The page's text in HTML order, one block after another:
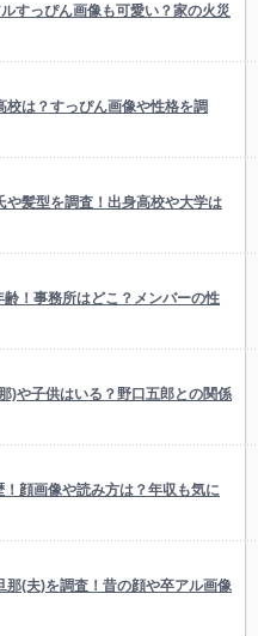
すっぴん画像も可愛い？家の火災
校は？すっぴん画像や性格を調
や髪型を調査！出身高校や大学は
！事務所はどこ？メンバーの性
)や子供はいる？野口五郎との関係
顔画像や読み方は？年収も気に
那(夫)を調査！昔の顔や卒アル画像